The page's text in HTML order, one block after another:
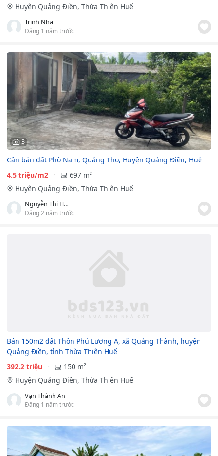
Huyện Quảng Điền, Thừa Thiên Huế
Trịnh Nhật
Đăng 1 năm trước
3
Cần bán đất Phò Nam, Quảng Thọ, Huyện Quảng Điền, Huế
4.5 triệu/m2
697 m²
Huyện Quảng Điền, Thừa Thiên Huế
Nguyễn Thị Huyền Trang
Đăng 2 năm trước
Bán 150m2 đất Thôn Phú Lương A, xã Quảng Thành, huyện
Quảng Điền, tỉnh Thừa Thiên Huế
392.2 triệu
150 m²
Huyện Quảng Điền, Thừa Thiên Huế
Vạn Thành An
Đăng 1 năm trước